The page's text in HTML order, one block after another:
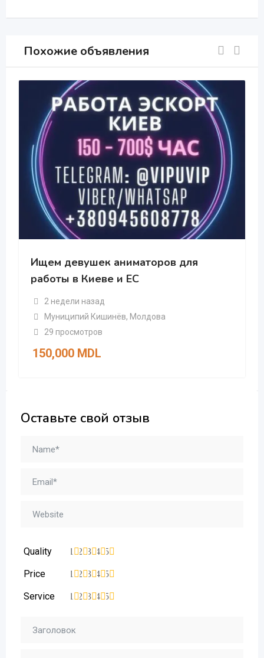
Похожие объявления
Ищем девушек аниматоров для
работы в Киеве и ЕС
2 недели назад
Муниципий Кишинёв, Молдова
29 просмотров
150,000 MDL
Оставьте свой отзыв
Quality 5
4
3
2
1
Price 5
4
3
2
1
Service 5
4
3
2
1